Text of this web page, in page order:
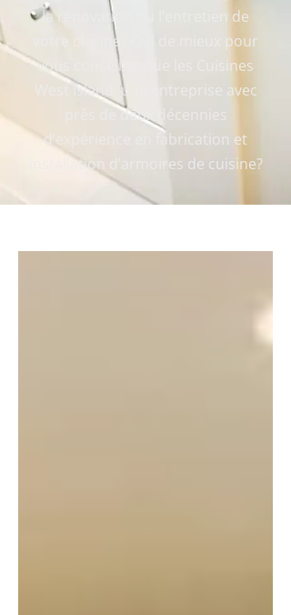
la rénovation ou l’entretien de
votre cuisine? Qui de mieux pour
vous conseiller que les Cuisines
West Island, une entreprise avec
près de deux décennies
d’expérience en fabrication et
installation d’armoires de cuisine?